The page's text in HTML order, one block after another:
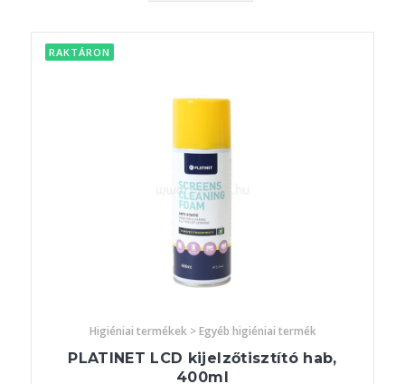
RAKTÁRON
Higiéniai termékek > Egyéb higiéniai termék
PLATINET LCD kijelzőtisztító hab,
400ml